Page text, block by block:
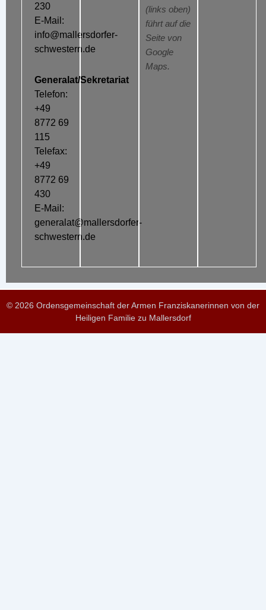
230
E-Mail:
info@mallersdorfer-
schwestern.de
Generalat/Sekretariat
Telefon:
+49
8772 69
115
Telefax:
+49
8772 69
430
E-Mail:
generalat@mallersdorfer-
schwestern.de
(links oben)
führt auf die
Seite von
Google
Maps.
© 2026 Ordensgemeinschaft der Armen Franziskanerinnen von der
Heiligen Familie zu Mallersdorf